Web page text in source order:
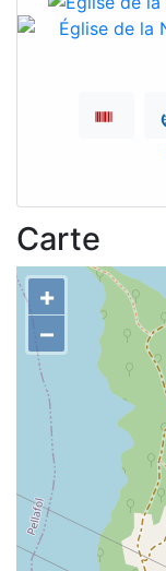
Carte
+
–